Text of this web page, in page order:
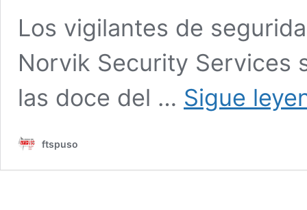
Los vigilantes de
Norvik Security Services
las doce del … Sigue
ftspuso